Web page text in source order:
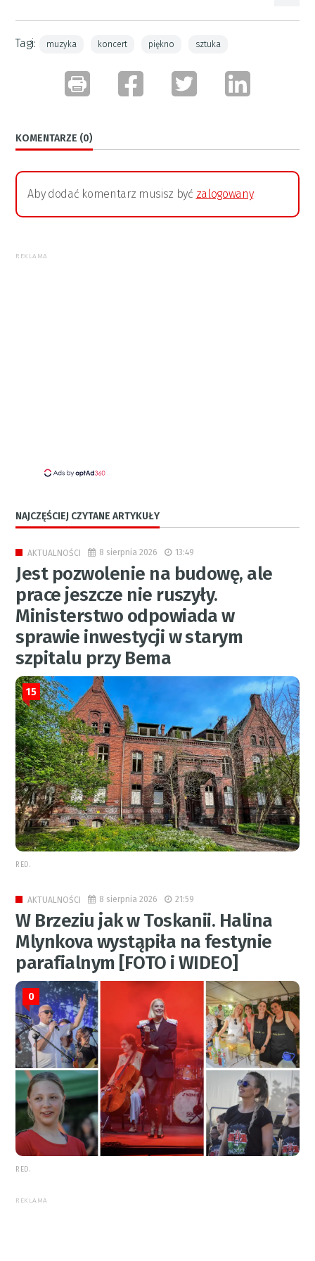
Tagi: muzyka koncert piękno sztuka
KOMENTARZE (0)
Aby dodać komentarz musisz być zalogowany
REKLAMA
NAJCZĘŚCIEJ CZYTANE ARTYKUŁY
AKTUALNOŚCI 8 sierpnia 2026 13:49
Jest pozwolenie na budowę, ale
prace jeszcze nie ruszyły.
Ministerstwo odpowiada w
sprawie inwestycji w starym
szpitalu przy Bema
15
RED.
AKTUALNOŚCI 8 sierpnia 2026 21:59
W Brzeziu jak w Toskanii. Halina
Mlynkova wystąpiła na festynie
parafialnym [FOTO i WIDEO]
0
RED.
REKLAMA